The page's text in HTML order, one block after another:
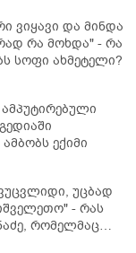
ვიყავი და მინდა
რა მოხდა" - რა
სოფი ახმეტელი?
ექიმი
უცბად
- რას
რომელმაც